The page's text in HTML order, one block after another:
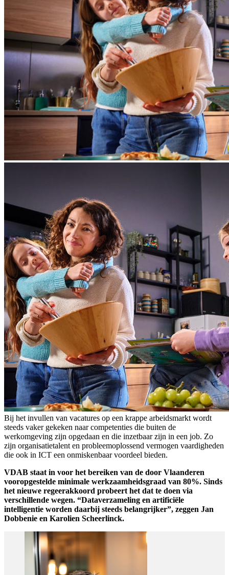
Bij het invullen van vacatures op een krappe arbeidsmarkt wordt
steeds vaker gekeken naar competenties die buiten de
werkomgeving zijn opgedaan en die inzetbaar zijn in een job. Zo
zijn organisatietalent en probleemoplossend vermogen vaardigheden
die ook in ICT een onmiskenbaar voordeel bieden.
VDAB staat in voor het bereiken van de door Vlaanderen
vooropgestelde minimale werkzaamheidsgraad van 80%. Sinds
het nieuwe regeerakkoord probeert het dat te doen via
verschillende wegen. “Dataverzameling en artificiële
intelligentie worden daarbij steeds belangrijker”, zeggen Jan
Dobbenie en Karolien Scheerlinck.